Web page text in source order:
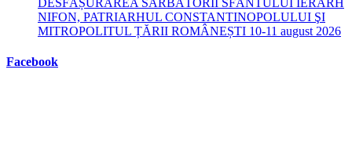
DESFĂȘURAREA SĂRBĂTORII SFÂNTULUI IERARH
NIFON, PATRIARHUL CONSTANTINOPOLULUI ŞI
MITROPOLITUL ȚĂRII ROMÂNEȘTI 10-11 august 2026
Facebook